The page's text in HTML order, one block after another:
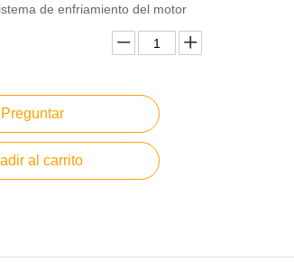
de enfriamiento del motor
Preguntar
al carrito